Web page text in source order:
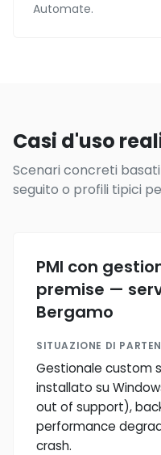
Automate.
Casi d'uso
Scenari concreti
seguito o profili tipici
PMI con
premise —
Bergamo
SITUAZIONE DI
Gestionale custom
installato su
out of support),
performance
crash.